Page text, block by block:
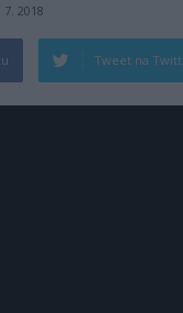
7. 2018
Tweet na